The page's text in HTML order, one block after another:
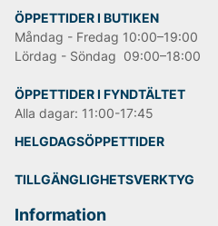
ÖPPETTIDER I BUTIKEN
Måndag - Fredag 10:00–19:00
Lördag - Söndag 09:00–18:00
ÖPPETTIDER I FYNDTÄLTET
Alla dagar: 11:00-17:45
HELGDAGSÖPPETTIDER
TILLGÄNGLIGHETSVERKTYG
Information